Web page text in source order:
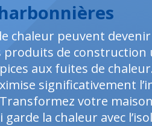
chaleur peuvent
de construction
aux fuites de
significativement
votre
la chaleur avec